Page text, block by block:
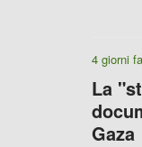
4 giorni fa
La
Gaza